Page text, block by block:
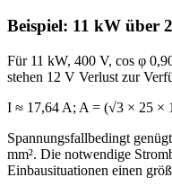
Beispiel: 11 kW über
Für 11 kW, 400 V, cos φ
stehen 12 V Verlust zur
I ≈ 17,64 A; A = (√3 × 25 ×
Spannungsfallbedingt
mm². Die notwendige
Einbausituationen einen